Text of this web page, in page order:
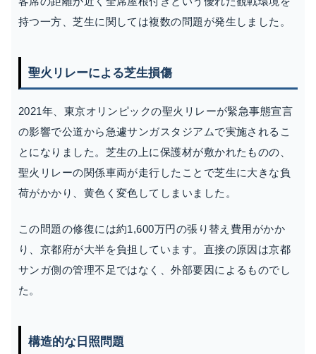
持つ一方、芝生に関しては複数の問題が発生しました。
聖火リレーによる芝生損傷
2021年、東京オリンピックの聖火リレーが緊急事態宣言
の影響で公道から急遽サンガスタジアムで実施されるこ
とになりました。芝生の上に保護材が敷かれたものの、
聖火リレーの関係車両が走行したことで芝生に大きな負
荷がかかり、黄色く変色してしまいました。
この問題の修復には約1,600万円の張り替え費用がかか
り、京都府が大半を負担しています。直接の原因は京都
サンガ側の管理不足ではなく、外部要因によるものでし
た。
構造的な日照問題